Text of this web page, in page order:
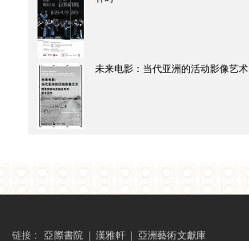
未来电影：当代亚洲的活动影像艺术
链接 :亞際書院 |漢雅軒 | 亞洲藝術文獻庫